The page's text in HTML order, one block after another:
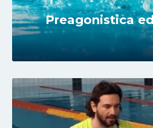
Preagonistica